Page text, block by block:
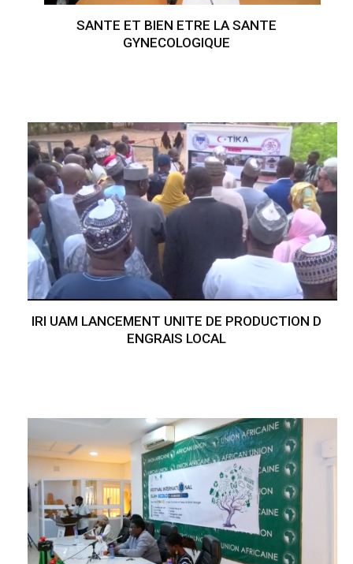
SANTE ET BIEN ETRE LA SANTE
GYNECOLOGIQUE
IRI UAM LANCEMENT UNITE DE PRODUCTION D
ENGRAIS LOCAL